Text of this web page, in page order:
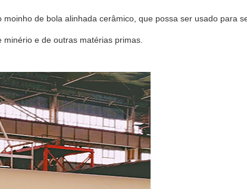
de bola alinhada cerâmico, que possa ser usado para
e de outras matérias primas.